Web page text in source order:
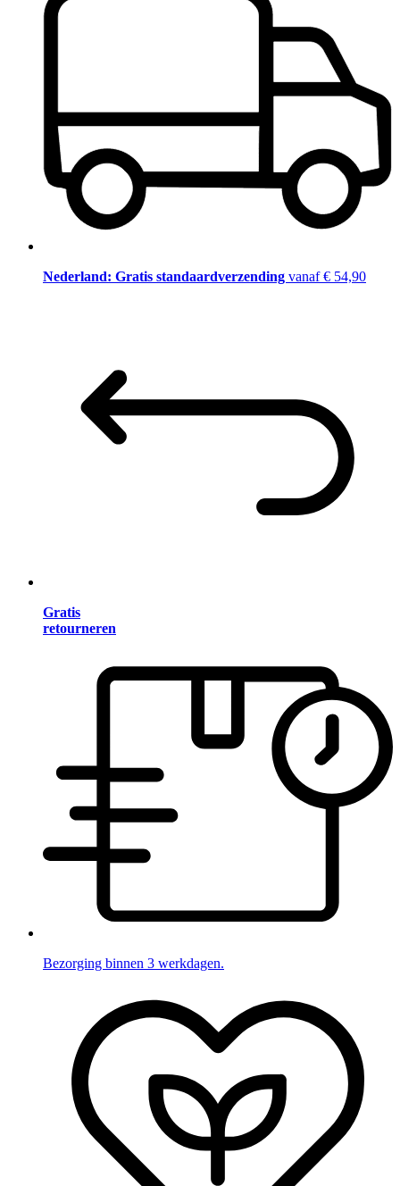
Nederland: Gratis standaardverzending vanaf € 54,90
Gratis
retourneren
Bezorging binnen 3 werkdagen.